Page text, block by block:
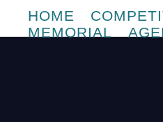
HOME
MEMORIAL